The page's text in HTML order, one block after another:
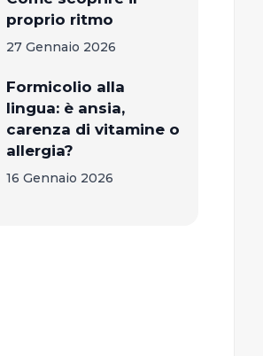
proprio ritmo
27 Gennaio 2026
Formicolio alla
lingua: è ansia,
carenza di vitamine o
allergia?
16 Gennaio 2026